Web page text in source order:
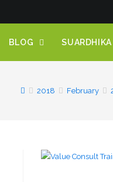
BLOG SUARDHIKA
2018 February